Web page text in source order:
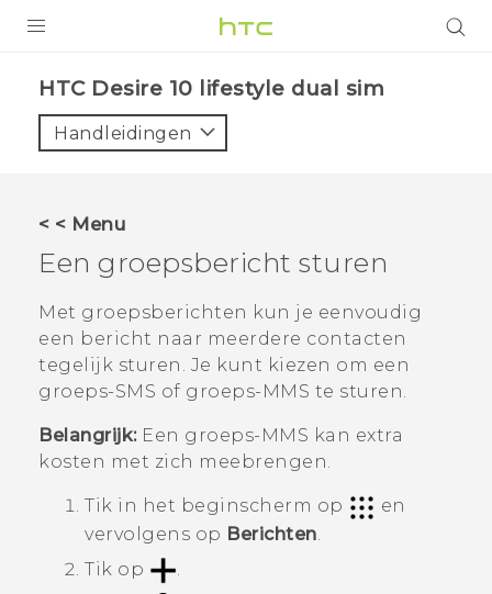
VIVE
HTC Club
SUPPORT
HTC-apparaten & -accessoires
VIVERSE
Aanmelden
HTC Desire 10 lifestyle dual sim‎
Handleidingen
< < Menu
Een groepsbericht sturen
Met groepsberichten kun je eenvoudig
een bericht naar meerdere contacten
tegelijk sturen. Je kunt kiezen om een
groeps-SMS of groeps-MMS te sturen.
Belangrijk:Een groeps-MMS kan extra
kosten met zich meebrengen.
Tik in het beginscherm op
en
vervolgens op Berichten
Tik op